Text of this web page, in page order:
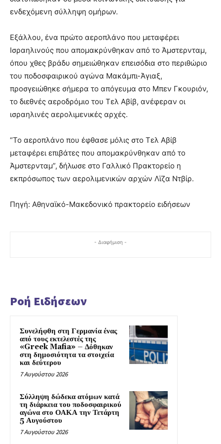
ενδεχόμενη σύλληψη ομήρων.
Εξάλλου, ένα πρώτο αεροπλάνο που μεταφέρει
Ισραηλινούς που απομακρύνθηκαν από το Άμστερνταμ,
όπου χθες βράδυ σημειώθηκαν επεισόδια στο περιθώριο
του ποδοσφαιρικού αγώνα Μακάμπι-Άγιαξ,
προσγειώθηκε σήμερα το απόγευμα στο Μπεν Γκουριόν,
το διεθνές αεροδρόμιο του Τελ Αβίβ, ανέφεραν οι
ισραηλινές αερολιμενικές αρχές.
“Το αεροπλάνο που έφθασε μόλις στο Τελ Αβίβ
μεταφέρει επιβάτες που απομακρύνθηκαν από το
Άμστερνταμ”, δήλωσε στο Γαλλικό Πρακτορείο η
εκπρόσωπος των αερολιμενικών αρχών Λϊζα Ντβίρ.
Πηγή: Αθηναϊκό-Μακεδονικό πρακτορείο ειδήσεων
- Διαφήμιση -
Ροή Ειδήσεων
Συνελήφθη στη Γερμανία ένας
από τους εκτελεστές της
«Greek Mafia» – Δόθηκαν
στη δημοσιότητα τα στοιχεία
και δεύτερου
7 Αυγούστου 2026
Σύλληψη δώδεκα ατόμων κατά
τη διάρκεια του ποδοσφαιρικού
αγώνα στο ΟΑΚΑ την Τετάρτη
5 Αυγούστου
7 Αυγούστου 2026